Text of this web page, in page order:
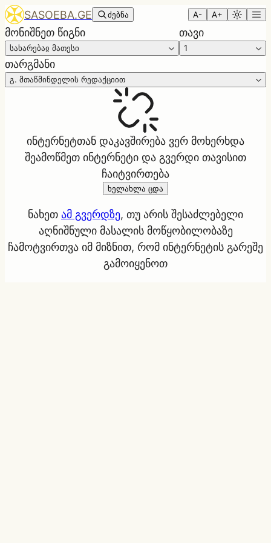
SASOEBA.GE ძებნა A- A+
მონიშნეთ წიგნი
სახარებაჲ მათესი
თავი
1
თარგმანი
გ. მთაწმინდელის რედაქციით
ინტერნეტთან დაკავშირება ვერ მოხერხდა
შეამოწმეთ ინტერნეტი და გვერდი თავისით
ჩაიტვირთება
ხელახლა ცდა
ნახეთ ამ გვერდზე, თუ არის შესაძლებელი
აღნიშნული მასალის მოწყობილობაზე
ჩამოტვირთვა იმ მიზნით, რომ ინტერნეტის გარეშე
გამოიყენოთ